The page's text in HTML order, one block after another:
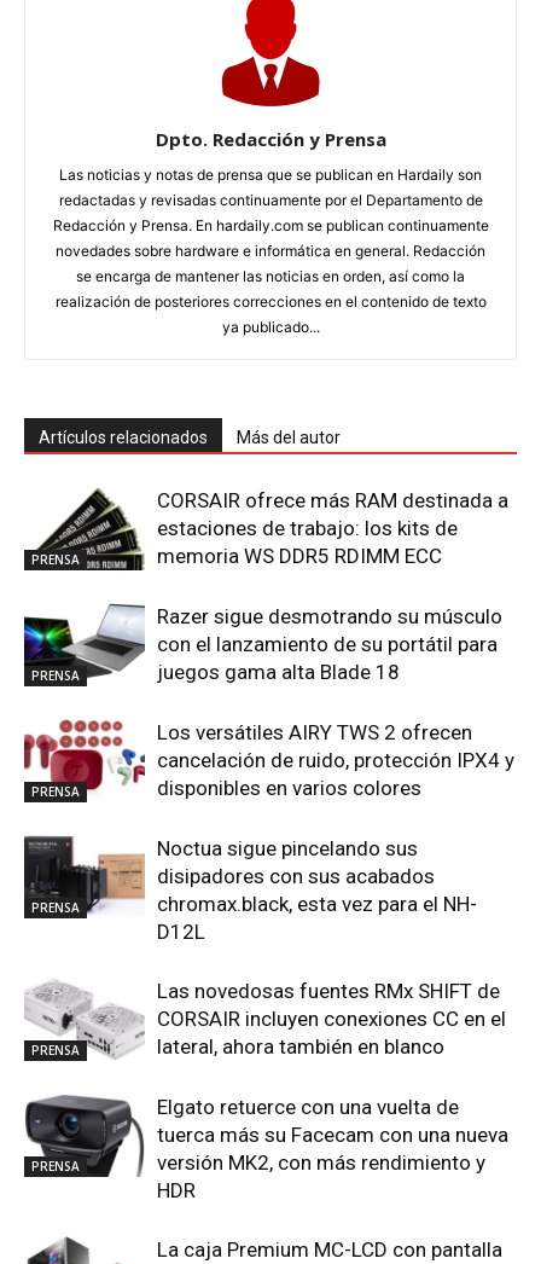
Dpto. Redacción y Prensa
Las noticias y notas de prensa que se publican en Hardaily son
redactadas y revisadas continuamente por el Departamento de
Redacción y Prensa. En hardaily.com se publican continuamente
novedades sobre hardware e informática en general. Redacción
se encarga de mantener las noticias en orden, así como la
realización de posteriores correcciones en el contenido de texto
ya publicado...
Artículos relacionados Más del autor
PRENSA
CORSAIR ofrece más RAM destinada a
estaciones de trabajo: los kits de
memoria WS DDR5 RDIMM ECC
PRENSA
Razer sigue desmotrando su músculo
con el lanzamiento de su portátil para
juegos gama alta Blade 18
PRENSA
Los versátiles AIRY TWS 2 ofrecen
cancelación de ruido, protección IPX4 y
disponibles en varios colores
PRENSA
Noctua sigue pincelando sus
disipadores con sus acabados
chromax.black, esta vez para el NH-
D12L
PRENSA
Las novedosas fuentes RMx SHIFT de
CORSAIR incluyen conexiones CC en el
lateral, ahora también en blanco
PRENSA
Elgato retuerce con una vuelta de
tuerca más su Facecam con una nueva
versión MK2, con más rendimiento y
HDR
La caja Premium MC-LCD con pantalla